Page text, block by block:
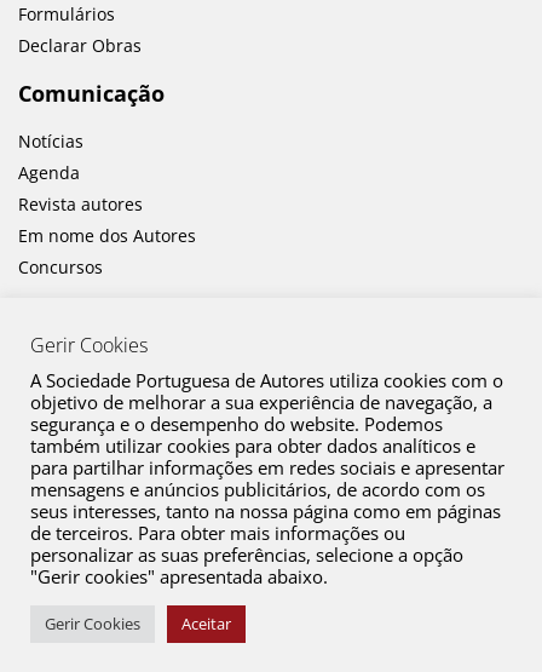
Formulários
Declarar Obras
Comunicação
Notícias
Agenda
Revista autores
Em nome dos Autores
Concursos
Canal de Denúncia
Plano de Prevenção de Riscos de Corrupção e Infrações Conexas
Política de Privacidade
Política de Cookies
Copyright © 2026 SPA. Todos os direitos reservados
Gerir Cookies
A Sociedade Portuguesa de Autores utiliza cookies com o
objetivo de melhorar a sua experiência de navegação, a
segurança e o desempenho do website. Podemos
também utilizar cookies para obter dados analíticos e
para partilhar informações em redes sociais e apresentar
mensagens e anúncios publicitários, de acordo com os
seus interesses, tanto na nossa página como em páginas
de terceiros. Para obter mais informações ou
personalizar as suas preferências, selecione a opção
"Gerir cookies" apresentada abaixo.
Gerir Cookies Aceitar